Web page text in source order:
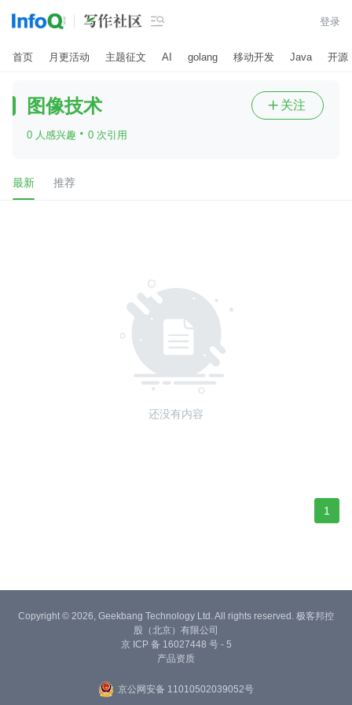
 登录
首页 月更活动 主题征文 AI golang 移动开发 Java 开源
图像技术
0 人感兴趣 · 0 次引用
 关注
最新 推荐
还没有内容
1
Copyright © 2026, Geekbang Technology Ltd. All rights reserved. 极客邦控
股（北京）有限公司
京 ICP 备 16027448 号 - 5
产品资质
京公网安备 11010502039052号